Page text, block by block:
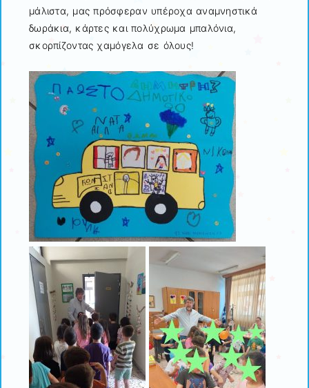
μάλιστα, μας πρόσφεραν υπέροχα αναμνηστικά
δωράκια, κάρτες και πολύχρωμα μπαλόνια,
σκορπίζοντας χαμόγελα σε όλους!